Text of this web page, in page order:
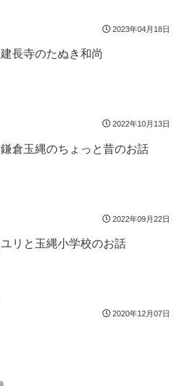
2023年04月18日
建長寺のたぬき和尚
2022年10月13日
鎌倉玉縄のちょっと昔のお話
2022年09月22日
ユリと玉縄小学校のお話
2020年12月07日